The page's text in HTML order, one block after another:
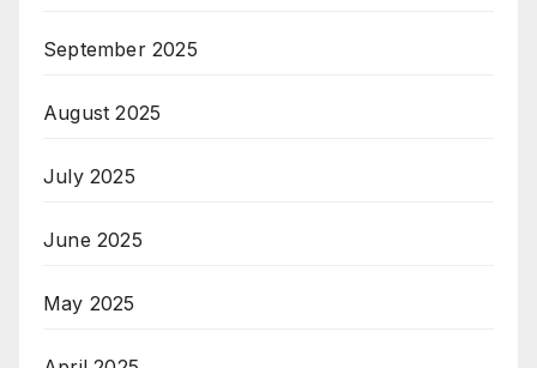
September 2025
August 2025
July 2025
June 2025
May 2025